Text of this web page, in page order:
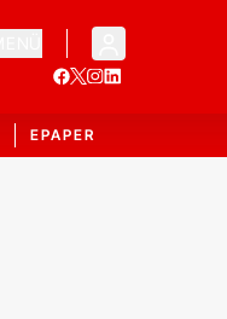
EPAPER